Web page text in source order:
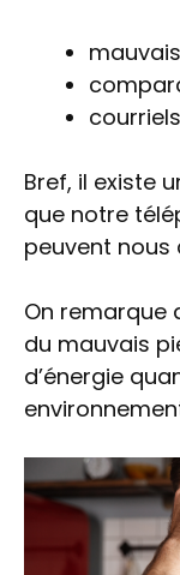
Bref, il existe
que notre
peuvent
On remarque
du mauvais
d’énergie